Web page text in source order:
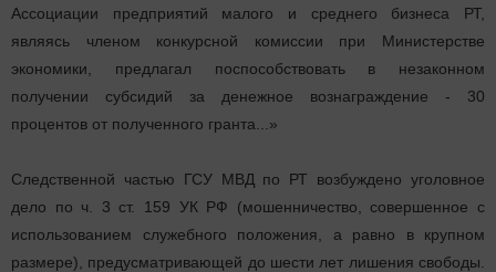
Ассоциации предприятий малого и среднего бизнеса РТ,
являясь членом конкурсной комиссии при Министерстве
экономики, предлагал поспособствовать в незаконном
получении субсидий за денежное вознаграждение - 30
процентов от полученного гранта...»
Следственной частью ГСУ МВД по РТ возбуждено уголовное
дело по ч. 3 ст. 159 УК РФ (мошенничество, совершенное с
использованием служебного положения, а равно в крупном
размере), предусматривающей до шести лет лишения свободы.